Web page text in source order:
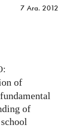
7 Ara. 2012
:
of
of